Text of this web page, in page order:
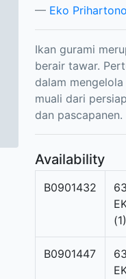
Eko
Ikan gurami
berair tawar.
dalam
muali dari
dan pascapanen.
Availability
B0901432
(1)
B0901447